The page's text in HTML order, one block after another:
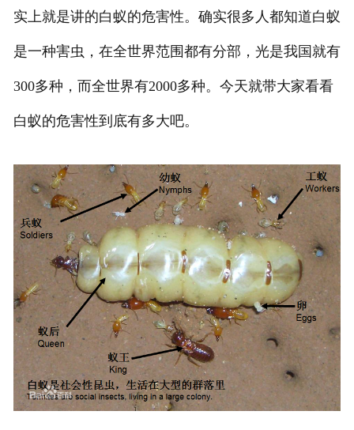
实上就是讲的白蚁的危害性。确实很多人都知道白蚁
是一种害虫，在全世界范围都有分部，光是我国就有
300多种，而全世界有2000多种。今天就带大家看看
白蚁的危害性到底有多大吧。